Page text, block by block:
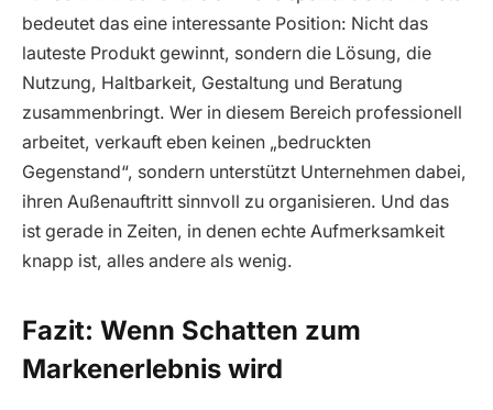
bedeutet das eine interessante Position: Nicht das
lauteste Produkt gewinnt, sondern die Lösung, die
Nutzung, Haltbarkeit, Gestaltung und Beratung
zusammenbringt. Wer in diesem Bereich professionell
arbeitet, verkauft eben keinen „bedruckten
Gegenstand“, sondern unterstützt Unternehmen dabei,
ihren Außenauftritt sinnvoll zu organisieren. Und das
ist gerade in Zeiten, in denen echte Aufmerksamkeit
knapp ist, alles andere als wenig.
Fazit: Wenn Schatten zum
Markenerlebnis wird